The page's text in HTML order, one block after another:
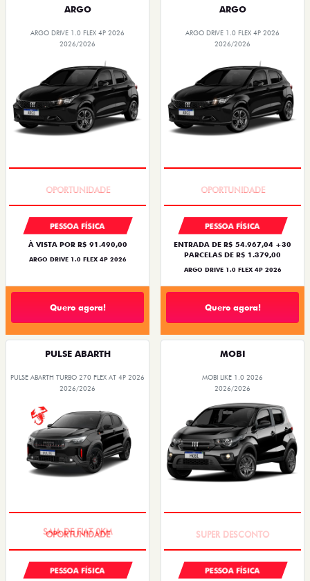
ARGO
ARGO DRIVE 1.0 FLEX 4P 2026
2026/2026
PESSOA FÍSICA
À VISTA POR R$ 91.490,00
ARGO DRIVE 1.0 FLEX 4P 2026
Quero agora!
ARGO
ARGO DRIVE 1.0 FLEX 4P 2026
2026/2026
PESSOA FÍSICA
ENTRADA DE R$ 54.967,04 +30
PARCELAS DE R$ 1.379,00
ARGO DRIVE 1.0 FLEX 4P 2026
Quero agora!
PULSE ABARTH
PULSE ABARTH TURBO 270 FLEX AT 4P 2026
2026/2026
PESSOA FÍSICA
MOBI
MOBI LIKE 1.0 2026
2026/2026
PESSOA FÍSICA